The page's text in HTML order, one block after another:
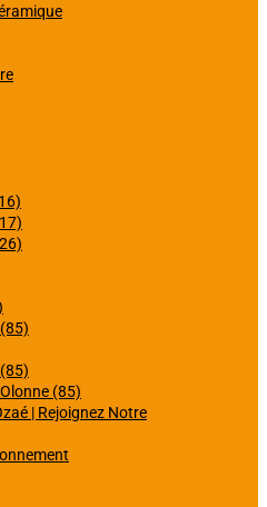
(85)
| Rejoignez Notre